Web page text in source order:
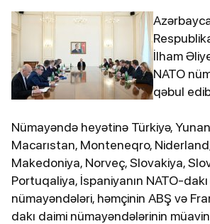
İlham
NATO
qəbul
Nümayəndə heyətinə Türkiyə,
Macarıstan, Monteneqro,
Makedoniya, Norveç, Slovakiya,
Portuqaliya, İspaniyanın NATO-
nümayəndələri, həmçinin ABŞ və
dakı daimi nümayəndələrinin